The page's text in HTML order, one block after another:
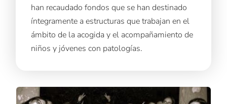
han recaudado fondos que se han destinado
íntegramente a estructuras que trabajan en el
ámbito de la acogida y el acompañamiento de
niños y jóvenes con patologías.